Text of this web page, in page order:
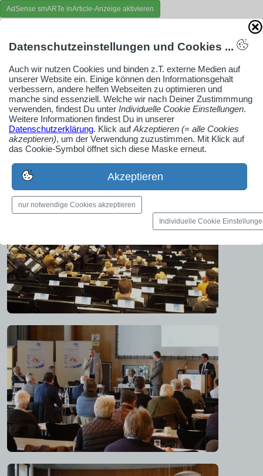
AdSense smARTe inArticle-Anzeige aktivieren
Ob Solo-Selbsständiger, Handwerksbetrieb oder
Erstelle jetzt ein gratis Firmenprofil für dein Unternehmen:
jetzt registrieren
Medien-Galerie
Bilder, PDFs, Audio, Video
Datenschutzeinstellungen und Cookies ...
Auch wir nutzen Cookies und binden z.T. externe Medien auf
unserer Website ein. Einige können den Informationsgehalt
verbessern, andere helfen Webseiten zu optimieren und
manche sind essenziell. Welche wir nach Deiner Zustimmmung
verwenden, findest Du unter Individuelle Cookie Einstellungen.
Weitere Informationen findest Du in unserer
Datenschutzerklärung. Klick aufAkzeptieren (= alle Cookies
akzeptieren), um der Verwendung zuzustimmen. Mit Klick auf
das Cookie-Symbol öffnet sich diese Maske erneut.
Akzeptieren
nur notwendige Cookies akzeptieren
Individuelle Cookie